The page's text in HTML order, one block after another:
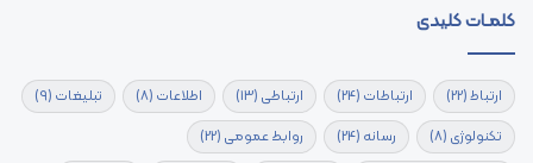
کلمـات کلیدی
ارتباط(22) ارتباطات (24) ارتباطی (13) اطلاعات (8) تبلیغات (9)
تکنولوژی (8) رسانه (24) روابط عمومی (22)